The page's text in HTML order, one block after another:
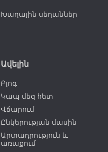
Խաղային սեղաններ
Ավելին
Բլոգ
Կապ մեզ հետ
Վճարում
Ընկերության մասին
Արտադրություն և
առաքում